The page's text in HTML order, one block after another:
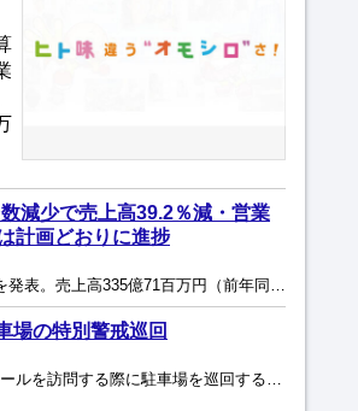
減少で売上高39.2％減・営業
計画どおりに進捗
SANKYOは8月6日、2027年3月期第1四半期の連結決算を発表。売上高335億71百万円（前年同期比39.2％減）、営業利益104億96百万円（同56.0％減）、経常利益111億8百万円（同...
場の特別警戒巡回
全商協加盟の関西遊商では毎年、組合員及び従業員がホールを訪問する際に駐車場を巡回する「ホール駐車場の特別警戒巡回活動」を実施している。今年の強化月間は5月1日から10月31日、特別強化月間は7月...